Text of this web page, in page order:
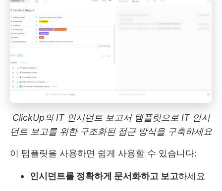
ClickUp의 IT 인시던트 보고서 템플릿으로 IT 인시
던트 보고를 위한 구조화된 접근 방식을 구축하세요
이 템플릿을 사용하면 쉽게 사용할 수 있습니다:
인시던트를 정확하게 문서화하고 보고하세요